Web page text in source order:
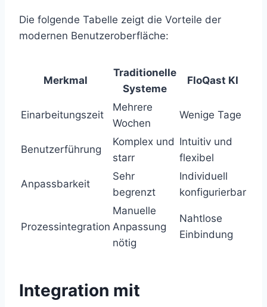
Die folgende Tabelle zeigt die Vorteile der
modernen Benutzeroberfläche:
Merkmal
Traditionelle
Systeme
FloQast KI
Einarbeitungszeit
Mehrere
Wochen
Wenige Tage
Benutzerführung
Komplex und
starr
Intuitiv und
flexibel
Anpassbarkeit
Sehr
begrenzt
Individuell
konfigurierbar
Prozessintegration
Manuelle
Anpassung
nötig
Nahtlose
Einbindung
Integration mit